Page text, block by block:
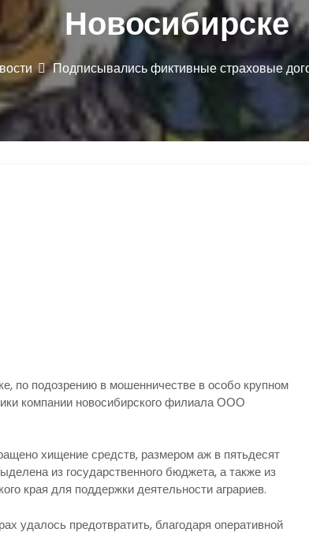
Новосибирске
Подписывались фиктивные страховые
подозрению в мошенничестве в особо крупном
компании новосибирского филиала ООО
хищение средств, размером аж в пятьдесят
из государственного бюджета, а также из
края для поддержки деятельности аграриев.
удалось предотвратить, благодаря оперативной